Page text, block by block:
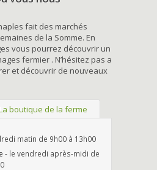
fait des marchés
de la Somme. En
vous pourrez découvrir un
fermier . N’hésitez pas a
et découvrir de nouveaux
boutique de la ferme
matin de 9h00 à 13h00
- le vendredi après-midi de